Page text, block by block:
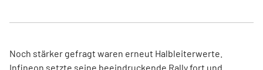
Noch stärker gefragt waren erneut Halbleiterwerte.
Infineon setzte seine beeindruckende Rally fort und